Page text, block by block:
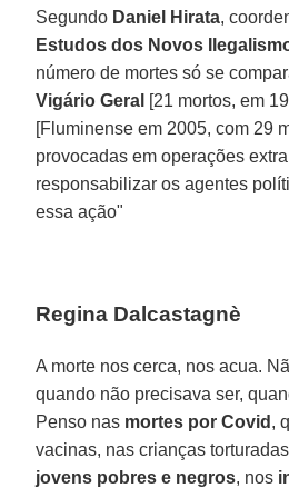
Segundo Daniel Hirata,
Estudos dos Novos
número de mortes só se
Vigário Geral [21 mortos, em
[Fluminense em 2005, com 29
provocadas em operações
responsabilizar os agentes
essa ação"
Regina Dalcastagnè
A morte nos cerca, nos acua.
quando não precisava ser,
Penso nas mortes por Covid ,
vacinas, nas crianças
jovens pobres e negros, nos